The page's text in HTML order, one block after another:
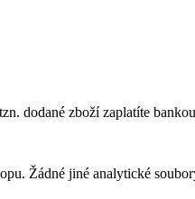
tzn. dodané zboží zaplatíte
Žádné jiné analytické